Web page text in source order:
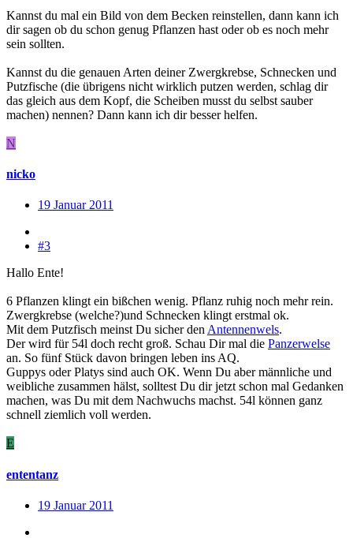
Kannst du mal ein Bild von dem Becken reinstellen, dann kann ich
dir sagen ob du schon genug Pflanzen hast oder ob es noch mehr
sein sollten.
Kannst du die genauen Arten deiner Zwergkrebse, Schnecken und
Putzfische (die übrigens nicht wirklich putzen werden, schlag dir
das gleich aus dem Kopf, die Scheiben musst du selbst sauber
machen) nennen? Dann kann ich dir besser helfen.
N
nicko
19 Januar 2011
#3
Hallo Ente!
6 Pflanzen klingt ein bißchen wenig. Pflanz ruhig noch mehr rein.
Zwergkrebse (welche?)und Schnecken klingt erstmal ok.
Mit dem Putzfisch meinst Du sicher denAntennenwels.
Der wird für 54l doch recht groß. Schau Dir mal die Panzerwelse
an. So fünf Stück davon bringen leben ins AQ.
Guppys oder Platys sind auch OK. Wenn Du aber männliche und
weibliche zusammen hälst, solltest Du dir jetzt schon mal Gedanken
machen, was Du mit dem Nachwuchs machst. 54l können ganz
schnell ziemlich voll werden.
E
ententanz
19 Januar 2011